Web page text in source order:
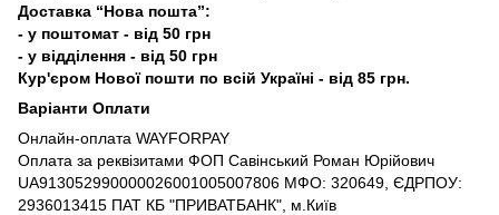
Доставка “Нова пошта”:
- у поштомат - від 50 грн
- у відділення - від 50 грн
Кур'єром Нової пошти по всій Україні - від 85 грн.
Варіанти Оплати
Онлайн-оплата WAYFORPAY
Оплата за реквізитами ФОП Савінський Роман Юрійович
UA913052990000026001005007806 МФО: 320649, ЄДРПОУ:
2936013415 ПАТ КБ "ПРИВАТБАНК", м.Київ